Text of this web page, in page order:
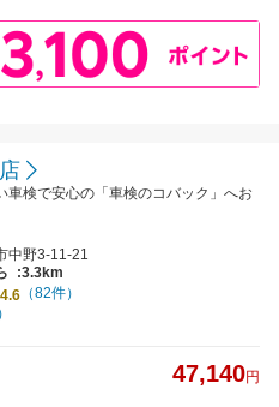
検で安心の「車検のコバック」へお
中野3-11-21
:3.3km
4.6 （82件）
47,140円